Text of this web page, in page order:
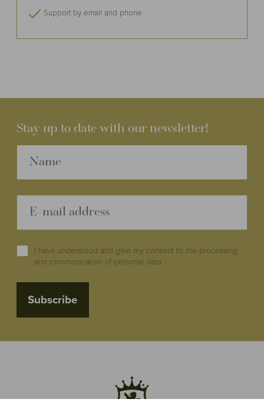
Support by email and phone
Stay up to date with our newsletter!
I have understood and give my consent to the processing
and communication of personal data
Subscribe